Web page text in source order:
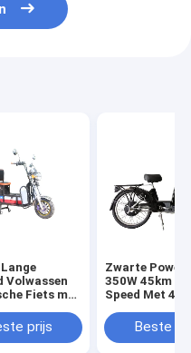
Volwassen
Fiets met
de
AOWA E
prijs
Zwarte
350W 45km
Speed Met
Tweewiel
Elektrische
Beste